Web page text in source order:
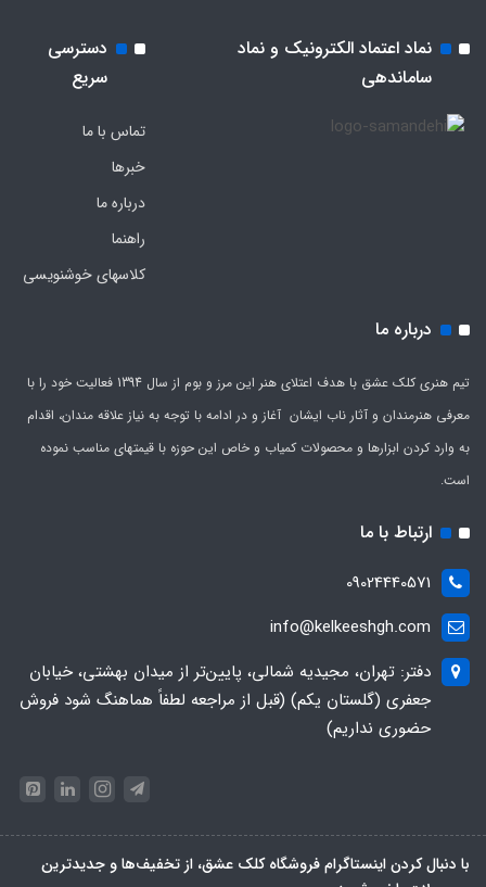
نماد اعتماد الکترونیک و نماد
ساماندهی
دسترسی
سریع
تماس با ما
خبرها
درباره ما
راهنما
کلاسهای خوشنویسی
درباره ما
تیم هنری کلک عشق با هدف اعتلای هنر این مرز و بوم از سال 1394 فعالیت خود را با
معرفی هنرمندان و آثار ناب ایشان آغاز و در ادامه با توجه به نیاز علاقه مندان، اقدام
به وارد کردن ابزارها و محصولات کمیاب و خاص این حوزه با قیمتهای مناسب نموده
است.
ارتباط با ما
09024440571
info@kelkeeshgh.com
دفتر: تهران، مجیدیه شمالی، پایین‌تر از میدان بهشتی، خیابان
جعفری (گلستان یکم) (قبل از مراجعه لطفاً هماهنگ شود فروش
حضوری نداریم)
با دنبال کردن اینستاگرام فروشگاه کلک عشق، از تخفیف‌ها و جدیدترین‌